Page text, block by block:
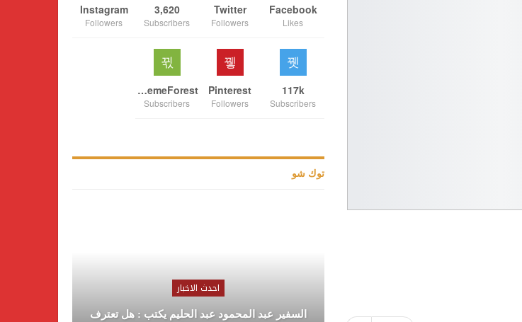
Facebook
Likes
Twitter
Followers
3,620
Subscribers
Instagram
Followers
117k
Subscribers
Pinterest
Followers
ThemeForest
Subscribers
توك شو
احدث الاخبار
السفير عبد المحمود عبد الحليم يكتب : هل تعترف